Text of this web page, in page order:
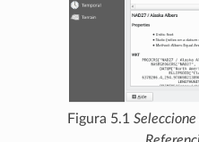
Figura 5.1